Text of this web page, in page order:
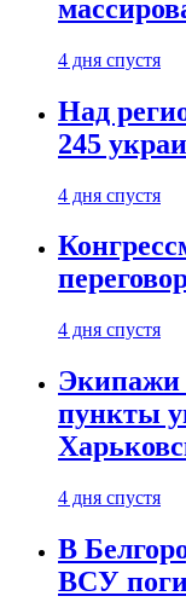
4 дня спустя
Над
245
4 дня спустя
4 дня спустя
пункты
4 дня спустя
В
ВСУ